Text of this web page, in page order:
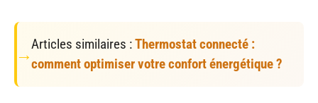
Articles similaires :Thermostat connecté :
comment optimiser votre confort énergétique ?